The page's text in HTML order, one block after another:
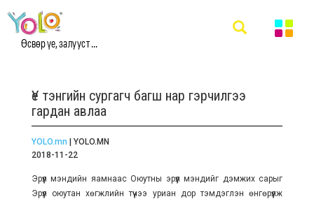
Өсвөр үе, залууст ...
Үе тэнгийн сургагч багш нар гэрчилгээ
гардан авлаа
YOLO.mn | YOLO.MN
2018-11-22
Эрүүл мэндийн яамнаас Оюутны эрүүл мэндийг дэмжих сарыг
Эрүүл оюутан хөгжлийн түүчээ уриан дор тэмдэглэн өнгөрүүлж